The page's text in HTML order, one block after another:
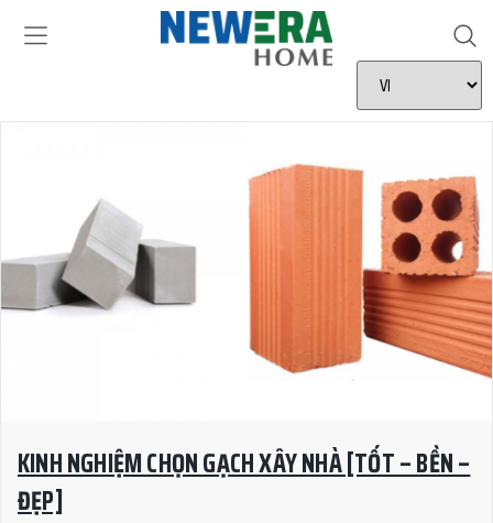
KINH NGHIỆM CHỌN GẠCH XÂY NHÀ [TỐT – BỀN –
ĐẸP]